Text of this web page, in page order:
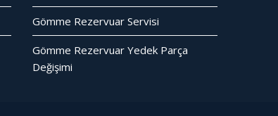
Gömme Rezervuar Servisi
Gömme Rezervuar Yedek Parça
Değişimi